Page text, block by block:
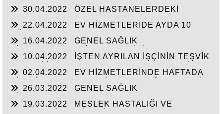
30.04.2022
ÖZEL HASTANELERDEKİ
PAYI-YURTDIŞI EMEKLİLERİNİN VERECEĞİ
YOKLAMA BELGESİ-EVLENME İZNİ
22.04.2022
EV HİZMETLERİDE AYDA 10
KAPICILIĞI YAPANLARIN KOLAY İŞVERENLİK
UYGULAMASI İLE SGK BİLDİRİMLERİ.
16.04.2022
GENEL SAĞLIK
VEYA DIŞARIDAN ÜLKEMİZE TAŞIMALARINDA
YAPILACAKLAR-İSTEĞE BAĞLI
SİGORTALILARIN BORCU VE GSS
10.04.2022
İŞTEN AYRILAN İŞÇİNİN TEŞVİK
YEDEK SUBAYLIK HİZMETİNİN EMEKLİ
İKRAMİYESİNE KATKISI?
02.04.2022
EV HİZMETLERİNDE HAFTADA
BORÇLANMASIIN EMEKLİLİĞE ETKİSİ
26.03.2022
GENEL SAĞLIK
YARARLANILABİLİR- EMEKLİ SANDIĞI NA TABİ
19.03.2022
MESLEK HASTALIĞI VE